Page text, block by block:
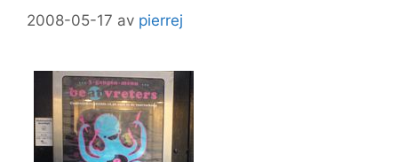
2008-05-17 av pierrej